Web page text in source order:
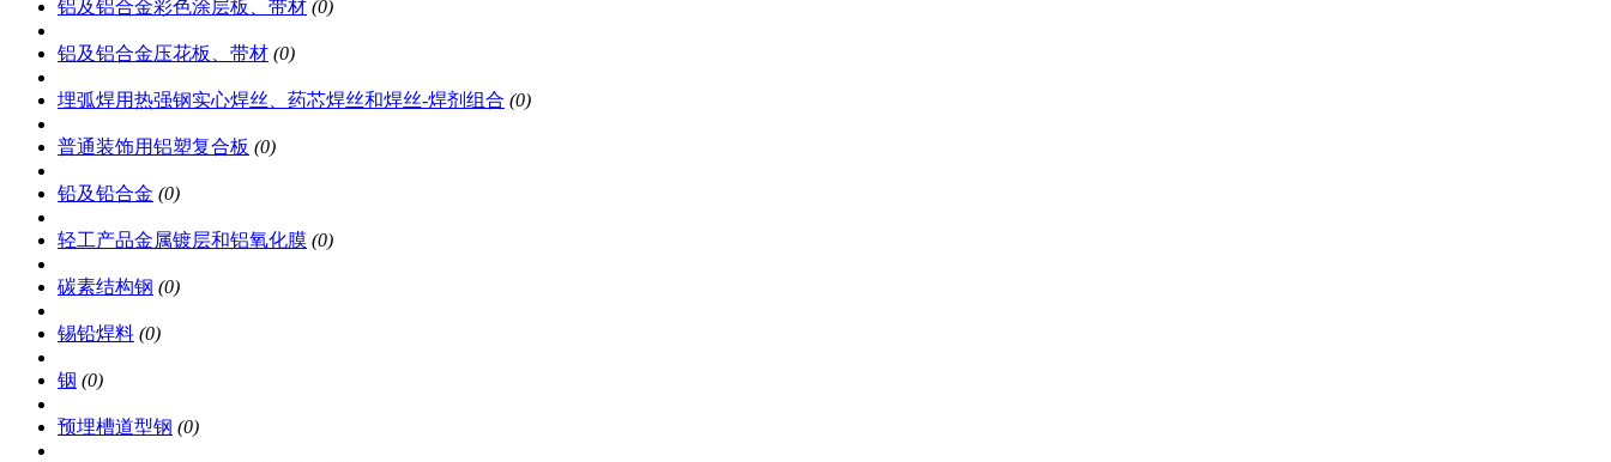
铝及铝合金彩色涂层板、带材 (0)
铝及铝合金压花板、带材 (0)
埋弧焊用热强钢实心焊丝、药芯焊丝和焊丝-焊剂组合 (0)
普通装饰用铝塑复合板 (0)
铅及铅合金 (0)
轻工产品金属镀层和铝氧化膜 (0)
碳素结构钢 (0)
锡铅焊料 (0)
铟 (0)
预埋槽道型钢 (0)